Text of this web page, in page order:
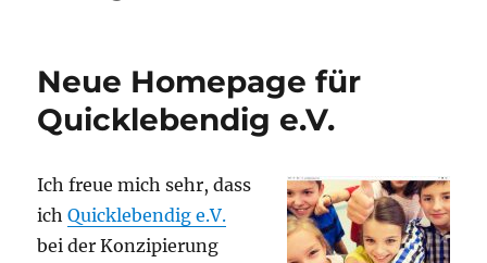
Neue Homepage für
Quicklebendig e.V.
Ich freue mich sehr, dass
ichQuicklebendig e.V.
bei der Konzipierung